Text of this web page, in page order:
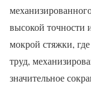
высокой точности
мокрой стяжки,
труд,
значительное